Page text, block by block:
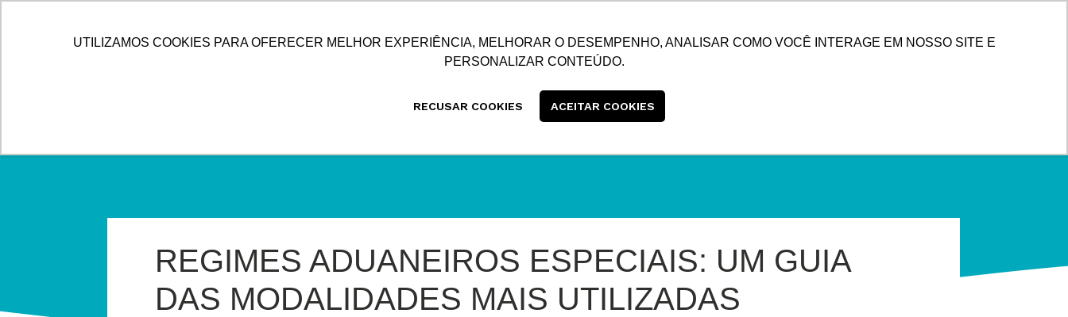
UTILIZAMOS COOKIES PARA OFERECER MELHOR EXPERIÊNCIA, MELHORAR O DESEMPENHO, ANALISAR COMO VOCÊ INTERAGE EM NOSSO SITE E
PERSONALIZAR CONTEÚDO.
RECUSAR COOKIES ACEITAR COOKIES
HOME ALLOG SOLUÇÕES SUSTENTABILIDADE BLOG CONTATO CENTRAL DE CLIENTES
REGIMES ADUANEIROS ESPECIAIS: UM GUIA
DAS MODALIDADES MAIS UTILIZADAS